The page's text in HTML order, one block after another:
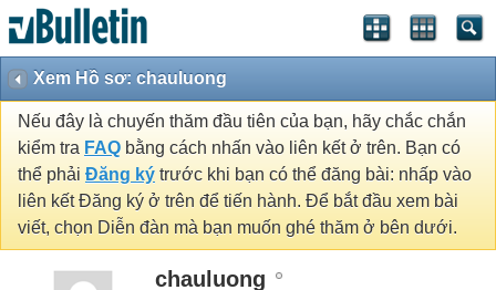
Xem Hồ sơ: chauluong
Nếu đây là chuyến thăm đầu tiên của bạn, hãy chắc chắn
kiểm tra FAQ bằng cách nhấn vào liên kết ở trên. Bạn có
thể phải Đăng ký trước khi bạn có thể đăng bài: nhấp vào
liên kết Đăng ký ở trên để tiến hành. Để bắt đầu xem bài
viết, chọn Diễn đàn mà bạn muốn ghé thăm ở bên dưới.
chauluong